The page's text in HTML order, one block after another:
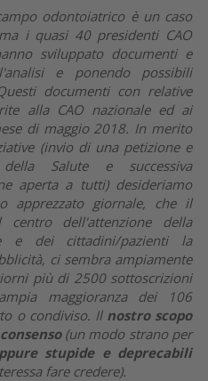
odontoiatrico è un caso
i quasi 40 presidenti CAO
sviluppato documenti e
e ponendo possibili
documenti con relative
alla CAO nazionale ed ai
di maggio 2018. In merito
(invio di una petizione e
Salute e successiva
aperta a tutti) desideriamo
apprezzato giornale, che il
dell'attenzione della
e dei cittadini/pazienti la
ci sembra ampiamente
più di 2500 sottoscrizioni
maggioranza dei 106
o condiviso. Il nostro scopo
(un modo strano per
stupide e deprecabili
fare credere).